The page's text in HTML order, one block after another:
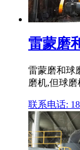
雷蒙磨
雷蒙磨和球
磨机,但球
联系电话: